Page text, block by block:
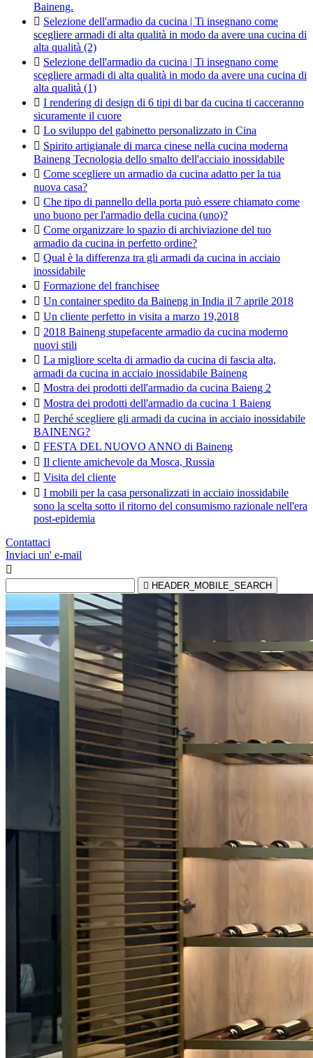
Baineng.
 Selezione dell'armadio da cucina | Ti insegnano come
scegliere armadi di alta qualità in modo da avere una cucina di
alta qualità (2)
 Selezione dell'armadio da cucina | Ti insegnano come
scegliere armadi di alta qualità in modo da avere una cucina di
alta qualità (1)
 I rendering di design di 6 tipi di bar da cucina ti cacceranno
sicuramente il cuore
 Lo sviluppo del gabinetto personalizzato in Cina
 Spirito artigianale di marca cinese nella cucina moderna
Baineng Tecnologia dello smalto dell'acciaio inossidabile
 Come scegliere un armadio da cucina adatto per la tua
nuova casa?
 Che tipo di pannello della porta può essere chiamato come
uno buono per l'armadio della cucina (uno)?
 Come organizzare lo spazio di archiviazione del tuo
armadio da cucina in perfetto ordine?
 Qual è la differenza tra gli armadi da cucina in acciaio
inossidabile
 Formazione del franchisee
 Un container spedito da Baineng in India il 7 aprile 2018
 Un cliente perfetto in visita a marzo 19,2018
 2018 Baineng stupefacente armadio da cucina moderno
nuovi stili
 La migliore scelta di armadio da cucina di fascia alta,
armadi da cucina in acciaio inossidabile Baineng
 Mostra dei prodotti dell'armadio da cucina Baieng 2
 Mostra dei prodotti dell'armadio da cucina 1 Baieng
 Perché scegliere gli armadi da cucina in acciaio inossidabile
BAINENG?
 FESTA DEL NUOVO ANNO di Baineng
 Il cliente amichevole da Mosca, Russia
 Visita del cliente
 I mobili per la casa personalizzati in acciaio inossidabile
sono la scelta sotto il ritorno del consumismo razionale nell'era
post-epidemia
Contattaci
Inviaci un' e-mail

 HEADER_MOBILE_SEARCH